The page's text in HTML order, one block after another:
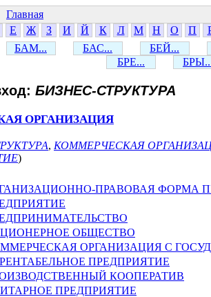
Главная
Е Ж З И Й К Л М Н О П
БАМ... БАС...
БЕЙ...
БРЕ...
БИЗНЕС-СТРУКТУРА
ОРГАНИЗАЦИЯ
, КОММЕРЧЕСКАЯ
)
ПРАВОВАЯ ФОРМА
ОБЩЕСТВО
ОРГАНИЗАЦИЯ С
ПРЕДПРИЯТИЕ
КООПЕРАТИВ
ПРЕДПРИЯТИЕ